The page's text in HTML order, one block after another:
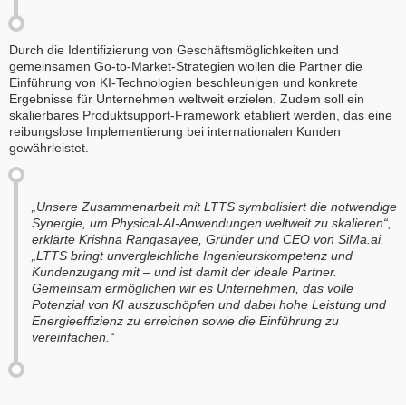
Durch die Identifizierung von Geschäftsmöglichkeiten und
gemeinsamen Go-to-Market-Strategien wollen die Partner die
Einführung von KI-Technologien beschleunigen und konkrete
Ergebnisse für Unternehmen weltweit erzielen. Zudem soll ein
skalierbares Produktsupport-Framework etabliert werden, das eine
reibungslose Implementierung bei internationalen Kunden
gewährleistet.
„Unsere Zusammenarbeit mit LTTS symbolisiert die notwendige
Synergie, um Physical-AI-Anwendungen weltweit zu skalieren“,
erklärte Krishna Rangasayee, Gründer und CEO von SiMa.ai.
„LTTS bringt unvergleichliche Ingenieurskompetenz und
Kundenzugang mit – und ist damit der ideale Partner.
Gemeinsam ermöglichen wir es Unternehmen, das volle
Potenzial von KI auszuschöpfen und dabei hohe Leistung und
Energieeffizienz zu erreichen sowie die Einführung zu
vereinfachen.“